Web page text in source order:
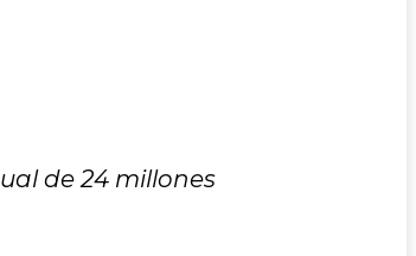
de 24 millones